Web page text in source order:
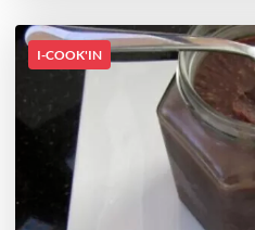
I-COOK'IN